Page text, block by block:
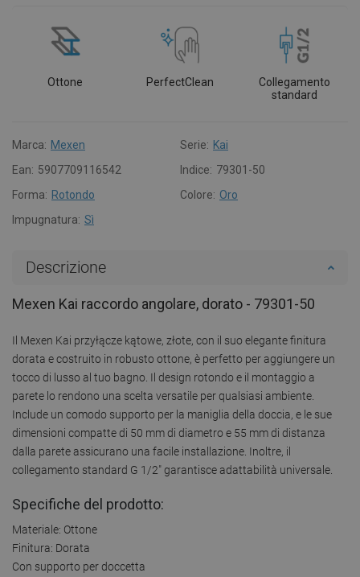
Ottone PerfectClean
Collegamento
standard
Marca: Mexen Serie: Kai
Ean: 5907709116542 Indice: 79301-50
Forma: Rotondo Colore: Oro
Impugnatura: Sì
Descrizione
Mexen Kai raccordo angolare, dorato - 79301-50
Il Mexen Kai przyłącze kątowe, złote, con il suo elegante finitura
dorata e costruito in robusto ottone, è perfetto per aggiungere un
tocco di lusso al tuo bagno. Il design rotondo e il montaggio a
parete lo rendono una scelta versatile per qualsiasi ambiente.
Include un comodo supporto per la maniglia della doccia, e le sue
dimensioni compatte di 50 mm di diametro e 55 mm di distanza
dalla parete assicurano una facile installazione. Inoltre, il
collegamento standard G 1/2" garantisce adattabilità universale.
Specifiche del prodotto:
Materiale: Ottone
Finitura: Dorata
Con supporto per doccetta